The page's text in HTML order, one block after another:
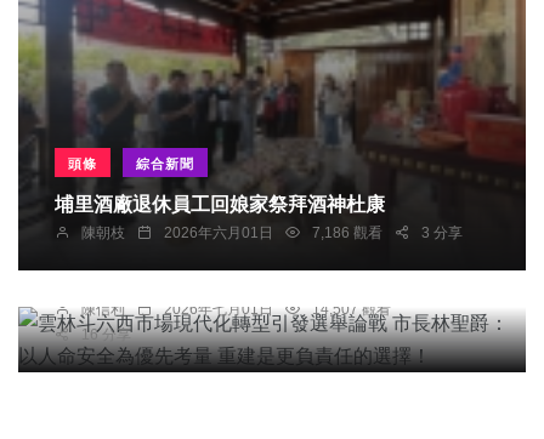
頭條 綜合新聞
埔里酒廠退休員工回娘家祭拜酒神杜康
陳朝枝 2026年六月01日 7,186 觀看 3 分享
綜合新聞
雲林斗六西市場現代化轉型引發選舉論戰 市長林聖
陳信利 2026年七月01日
14,507 觀看
16 分享